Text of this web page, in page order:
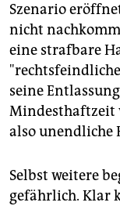
Szenario
nicht
eine strafbare
seine
Mindesthaftzeit
also unendliche
Selbst weitere
gefährlich. Klar